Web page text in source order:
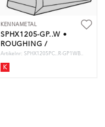
KENNAMETAL
SPHX1205-GP..W •
ROUGHING /
FINISHING
Artikelnr: SPHX1205PC..R-GP1WB..
K